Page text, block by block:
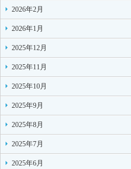
2026年2月
2026年1月
2025年12月
2025年11月
2025年10月
2025年9月
2025年8月
2025年7月
2025年6月